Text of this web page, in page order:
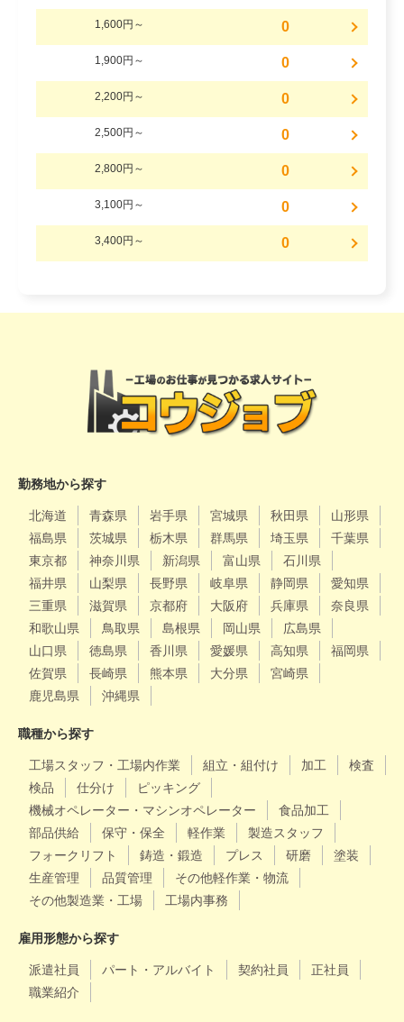
1,600円～ 0
1,900円～ 0
2,200円～ 0
2,500円～ 0
2,800円～ 0
3,100円～ 0
3,400円～ 0
勤務地から探す
北海道 青森県 岩手県 宮城県 秋田県
山形県
福島県
茨城県 栃木県 群馬県 埼玉県
千葉県
東京都
神奈川県 新潟県 富山県
石川県
福井県
山梨県 長野県 岐阜県 静岡県
愛知県
三重県
滋賀県 京都府 大阪府 兵庫県
奈良県
和歌山県
鳥取県 島根県 岡山県
広島県
山口県
徳島県 香川県 愛媛県 高知県
福岡県
佐賀県
長崎県 熊本県 大分県
宮崎県
鹿児島県
沖縄県
職種から探す
工場スタッフ・工場内作業 組立・組付け 加工
検査
検品
仕分け
ピッキング
機械オペレーター・マシンオペレーター
食品加工
部品供給
保守・保全 軽作業
製造スタッフ
フォークリフト
鋳造・鍛造 プレス 研磨
塗装
生産管理
品質管理
その他軽作業・物流
その他製造業・工場
工場内事務
雇用形態から探す
派遣社員 パート・アルバイト 契約社員
正社員
職業紹介